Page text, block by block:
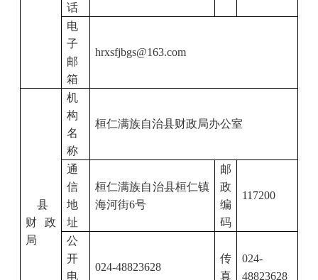
话
电
子
邮
箱
hrxsfjbgs@163.com
县
财政
局
机
构
名
称
桓仁满族自治县财政局办公室
通
信
地
址
桓仁满族自治县桓仁镇
海河街6号
邮
政
编
码
117200
公
开
电
024-48823628
传
真
024-
48823628